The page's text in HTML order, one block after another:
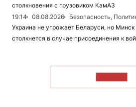
столкновения с грузовиком КамАЗ
19:14
08.08.2026
Безопасность,
Украина не угрожает Беларуси, но
столкнется в случае присоединения к